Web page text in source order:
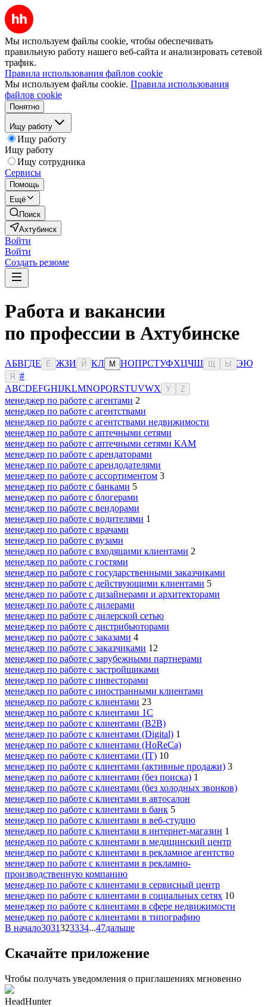
Мы используем файлы cookie, чтобы обеспечивать
правильную работу нашего веб-сайта и анализировать сетевой
трафик.
Правила использования файлов cookie
Мы используем файлы cookie. Правила использования
файлов cookie
Понятно
Ищу работу
Ищу работу
Ищу работу
Ищу сотрудника
Сервисы
Помощь
Ещё
Поиск
Ахтубинск
Войти
Войти
Создать резюме
Работа и вакансии
по профессии в Ахтубинске
АБВГДЕ Ё ЖЗИ Й КЛ М НОПРСТУФХЦЧШ Ы ЭЮ
Я
#
ABCDEFGHIJKLMNOPQRSTUVWX Y Z
менеджер по работе с агентами 2
менеджер по работе с агентствами
менеджер по работе с агентствами недвижимости
менеджер по работе с аптечными сетями
менеджер по работе с аптечными сетями КАМ
менеджер по работе с арендаторами
менеджер по работе с арендодателями
менеджер по работе с ассортиментом 3
менеджер по работе с банками 5
менеджер по работе с блогерами
менеджер по работе с вендорами
менеджер по работе с водителями 1
менеджер по работе с врачами
менеджер по работе с вузами
менеджер по работе с входящими клиентами 2
менеджер по работе с гостями
менеджер по работе с государственными заказчиками
менеджер по работе с действующими клиентами 5
менеджер по работе с дизайнерами и архитекторами
менеджер по работе с дилерами
менеджер по работе с дилерской сетью
менеджер по работе с дистрибьюторами
менеджер по работе с заказами 4
менеджер по работе с заказчиками 12
менеджер по работе с зарубежными партнерами
менеджер по работе с застройщиками
менеджер по работе с инвесторами
менеджер по работе с иностранными клиентами
менеджер по работе с клиентами 23
менеджер по работе с клиентами 1С
менеджер по работе с клиентами (B2B)
менеджер по работе с клиентами (Digital) 1
менеджер по работе с клиентами (HoReCa)
менеджер по работе с клиентами (IT) 10
менеджер по работе с клиентами (активные продажи) 3
менеджер по работе с клиентами (без поиска) 1
менеджер по работе с клиентами (без холодных звонков)
менеджер по работе с клиентами в автосалон
менеджер по работе с клиентами в банк 5
менеджер по работе с клиентами в веб-студию
менеджер по работе с клиентами в интернет-магазин 1
менеджер по работе с клиентами в медицинский центр
менеджер по работе с клиентами в рекламное агентство
менеджер по работе с клиентами в рекламно-
производственную компанию
менеджер по работе с клиентами в сервисный центр
менеджер по работе с клиентами в социальных сетях 10
менеджер по работе с клиентами в сфере недвижимости
менеджер по работе с клиентами в типографию
В начало3031323334...47дальше
Скачайте приложение
Чтобы получать уведомления о приглашениях мгновенно
HeadHunter